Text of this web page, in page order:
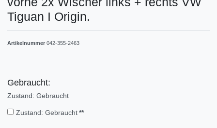
Tiguan I Origin.
Artikelnummer 042-355-2463
Gebraucht:
Zustand: Gebraucht
Zustand: Gebraucht **